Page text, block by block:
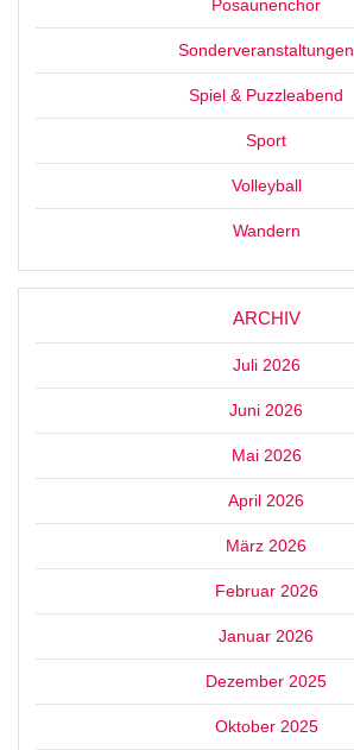
Posaunenchor
Sonderveranstaltungen
Spiel & Puzzleabend
Sport
Volleyball
Wandern
ARCHIV
Juli 2026
Juni 2026
Mai 2026
April 2026
März 2026
Februar 2026
Januar 2026
Dezember 2025
Oktober 2025